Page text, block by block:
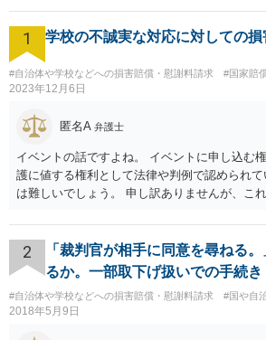
1 学校の不誠実な対応に対しての
#自治体や学校などへの損害賠償・慰謝料請求 #国家賠
2023年12月6日
匿名A 弁護士
イベントの話ですよね。 イベントに申し込む
護に値する権利として法律や判例で認められ
は難しいでしょう。 申し訳ありませんが、こ
2
「裁判官が相手に同意を尋ねる
るか。一部取下げ扱いでの手続き
#自治体や学校などへの損害賠償・慰謝料請求 #国や自
2018年5月9日